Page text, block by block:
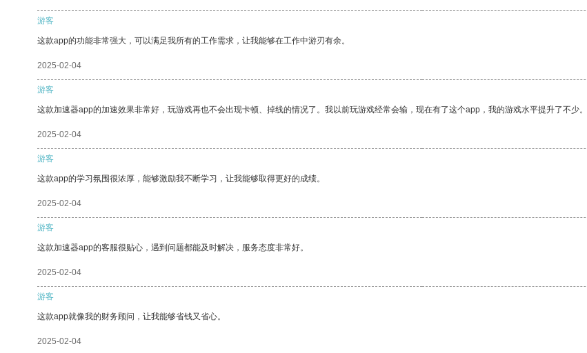
游客
这款app的功能非常强大，可以满足我所有的工作需求，让我能够在工作中游刃有余。
2025-02-04
游客
这款加速器app的加速效果非常好，玩游戏再也不会出现卡顿、掉线的情况了。我以前玩游戏经常会输，现在有了这个app，我的游戏水平提升了不少。
2025-02-04
游客
这款app的学习氛围很浓厚，能够激励我不断学习，让我能够取得更好的成绩。
2025-02-04
游客
这款加速器app的客服很贴心，遇到问题都能及时解决，服务态度非常好。
2025-02-04
游客
这款app就像我的财务顾问，让我能够省钱又省心。
2025-02-04